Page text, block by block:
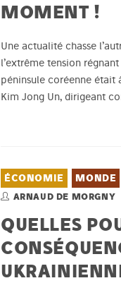
MOMENT !
Une actualité chasse
l’extrême tension régnant
péninsule coréenne était
Kim Jong Un, dirigeant
ÉCONOMIE MONDE
ARNAUD DE MORGNY
QUELLES